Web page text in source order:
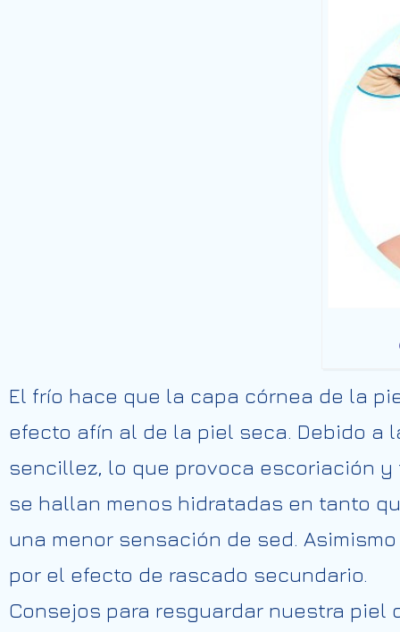
El frío hace que la capa córnea de la
efecto afín al de la piel seca. Debido a
sencillez, lo que provoca escoriación y
se hallan menos hidratadas en tanto
una menor sensación de sed. Asimismo
por el efecto de rascado secundario.
Consejos para resguardar nuestra piel